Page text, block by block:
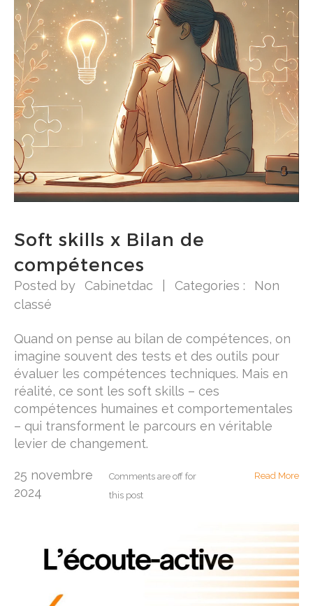
Soft skills x Bilan de
compétences
Posted by Cabinetdac Categories :
Non
classé
Quand on pense au bilan de compétences, on
imagine souvent des tests et des outils pour
évaluer les compétences techniques. Mais en
réalité, ce sont les soft skills – ces
compétences humaines et comportementales
– qui transforment le parcours en véritable
levier de changement.
25 novembre
2024
Comments are off for
this post
Read More